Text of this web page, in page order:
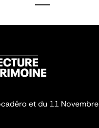
et du 11 Novembre